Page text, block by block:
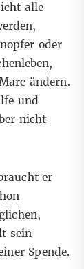
alle
oder
ändern.
und
nicht
er
sein
Spende.